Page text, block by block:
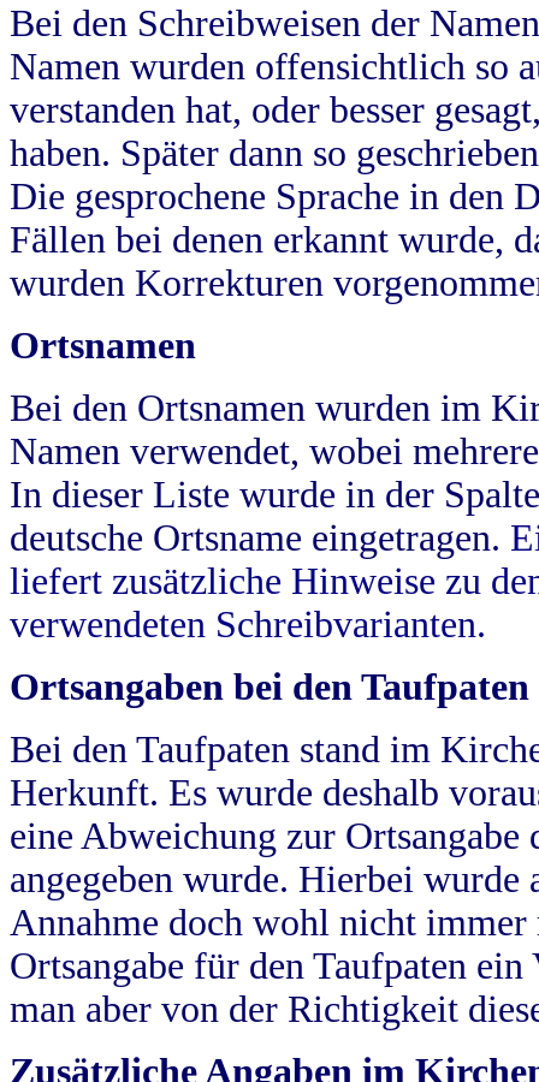
Bei den Schreibweisen der
Namen wurden offensichtlich so
verstanden hat, oder besser
haben. Später dann so
Die gesprochene Sprache in
Fällen bei denen erkannt wurde,
wurden Korrekturen
Ortsnamen
Bei den Ortsnamen wurden im
Namen verwendet, wobei
In dieser Liste wurde in der
deutsche Ortsname eingetragen.
liefert zusätzliche Hinweise zu
verwendeten Schreibvarianten.
Ortsangaben bei den Taufpaten
Bei den Taufpaten stand im
Herkunft. Es wurde deshalb
eine Abweichung zur
angegeben wurde. Hierbei wurde
Annahme doch wohl nicht
Ortsangabe für den Taufpaten
man aber von der Richtigkeit
Zusätzliche Angaben im